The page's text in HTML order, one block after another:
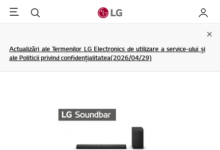
Menu Cautare My LG
Actualizări ale Termenilor LG Electronics de utilizare a service-ului și
ale Politicii privind confidențialitatea(2026/04/29)